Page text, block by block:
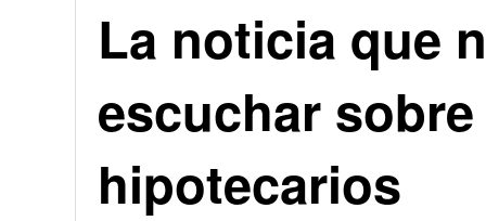
La noticia que
escuchar
hipotecarios